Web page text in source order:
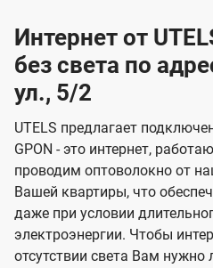
Интернет от
без света по
ул., 5/2
UTELS предлагает
GPON - это интернет,
проводим оптоволокно от
Вашей квартиры, что
даже при условии
электроэнергии. Чтобы
отсутствии света Вам нужно